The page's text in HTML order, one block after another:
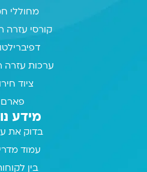
מחוללי
קורסי עזרה
ערכות עזרה
ציוד
פארם
מידע
בדוק את
עמוד
בין